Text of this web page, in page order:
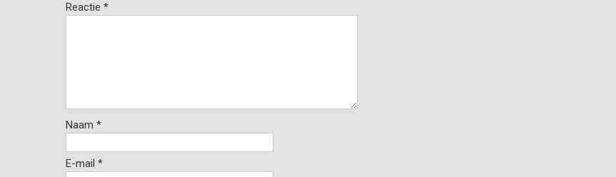
Reactie *
Naam *
E-mail *